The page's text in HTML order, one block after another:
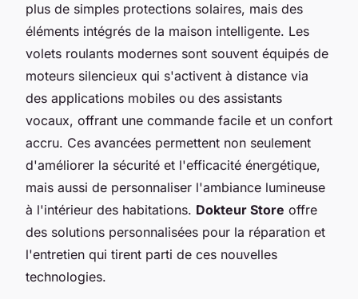
plus de simples protections solaires, mais des
éléments intégrés de la maison intelligente. Les
volets roulants modernes sont souvent équipés de
moteurs silencieux qui s'activent à distance via
des applications mobiles ou des assistants
vocaux, offrant une commande facile et un confort
accru. Ces avancées permettent non seulement
d'améliorer la sécurité et l'efficacité énergétique,
mais aussi de personnaliser l'ambiance lumineuse
à l'intérieur des habitations. Dokteur Store offre
des solutions personnalisées pour la réparation et
l'entretien qui tirent parti de ces nouvelles
technologies.